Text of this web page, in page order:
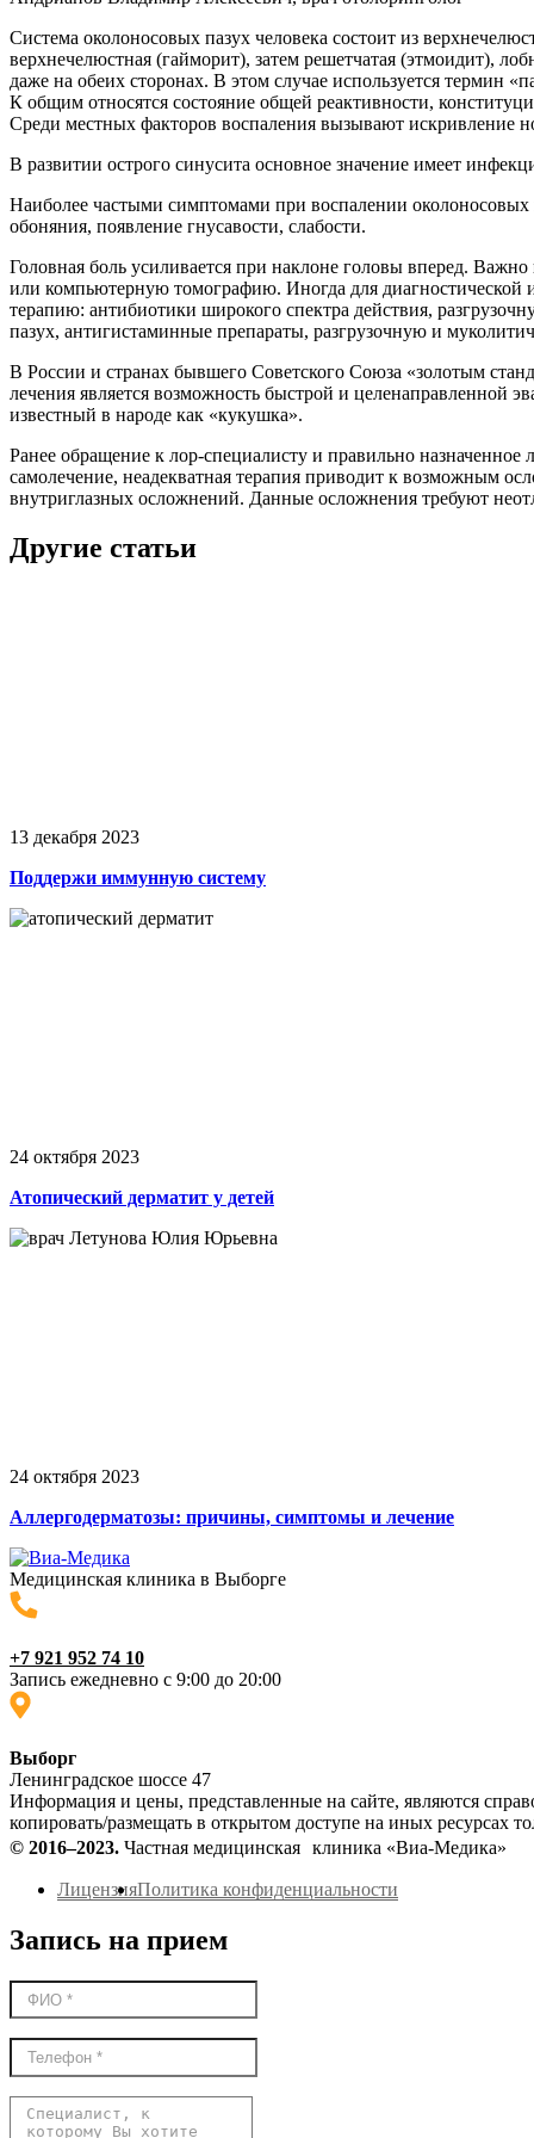
Система околоносовых пазух человека состоит из
верхнечелюстная (гайморит), затем решетчатая (этмоидит),
даже на обеих сторонах. В этом случае используется термин
К общим относятся состояние общей реактивности,
Среди местных факторов воспаления вызывают искривление
В развитии острого синусита основное значение имеет
Наиболее частыми симптомами при воспалении околоносовых
обоняния, появление гнусавости, слабости.
Головная боль усиливается при наклоне головы вперед.
или компьютерную томографию. Иногда для диагностической и
терапию: антибиотики широкого спектра действия,
пазух, антигистаминные препараты, разгрузочную и
В России и странах бывшего Советского Союза «золотым
лечения является возможность быстрой и целенаправленной
известный в народе как «кукушка».
Ранее обращение к лор-специалисту и правильно
самолечение, неадекватная терапия приводит к возможным
внутриглазных осложнений. Данные осложнения требуют
Другие статьи
13 декабря 2023
Поддержи иммунную систему
24 октября 2023
Атопический дерматит у детей
24 октября 2023
Аллергодерматозы: причины, симптомы и лечение
Медицинская клиника в Выборге
+7 921 952 74 10
Запись ежедневно с 9:00 до 20:00
Выборг
Ленинградское шоссе 47
Информация и цены, представленные на сайте, являются
копировать/размещать в открытом доступе на иных
© 2016–2023. Частная медицинская клиника «Виа-Медика»
ЛицензияПолитика конфиденциальности
Запись на прием